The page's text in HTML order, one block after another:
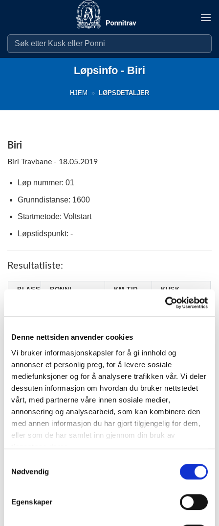
Denne nettsiden anvender cookies
Vi bruker informasjonskapsler for å gi innhold og
annonser et personlig preg, for å levere sosiale
mediefunksjoner og for å analysere trafikken vår. Vi deler
dessuten informasjon om hvordan du bruker nettstedet
vårt, med partnerne våre innen sosiale medier,
annonsering og analysearbeid, som kan kombinere den
med annen informasjon du har gjort tilgjengelig for dem,
eller som de har samlet inn gjennom din bruk av
tjenestene deres.
Nødvendig
Egenskaper
Løpsinfo - Biri
HJEM » LØPSDETALJER
Biri
Biri Travbane - 18.05.2019
Løp nummer: 01
Grunndistanse: 1600
Startmetode: Voltstart
Løpstidspunkt: -
Resultatliste:
PLASS PONNI KM.TID. KUSK
Celine Rød
2 VIKAS ROSS (S) 1.48,4
3
KROKSTAD
KETTLA
2.19,3
KRISTINE HOLT
BØRRESEN
4 FOSSIL 1.57,5 G
KARINA
OSMARK
5
SMEDENS
RYMLING (S)
2.00,3 KIRSTI EINANG
6
LOJSTAYUNGAR
2.08,4 G
SANDRA
TOMTEBO
KATRINE W.
EILERTSEN
MIA S. ENGEN